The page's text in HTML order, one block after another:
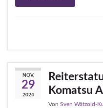
NOV.
29
2024
Komatsu
Von Sven Wätzold-